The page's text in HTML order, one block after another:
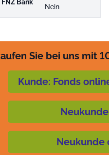
Bank
Nein
Sie bei uns mit
Kunde: Fonds
Neukunde